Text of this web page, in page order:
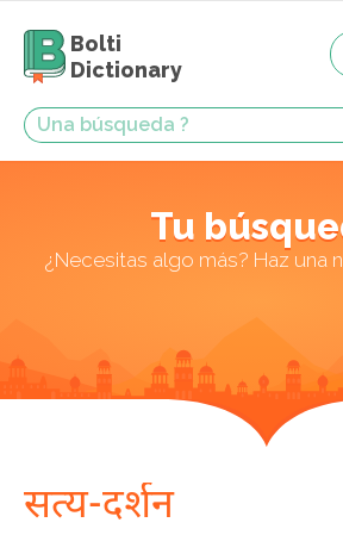
Bolti
Dictionary
Tu
¿Necesitas algo más? Haz una
सत्य-दर्शन